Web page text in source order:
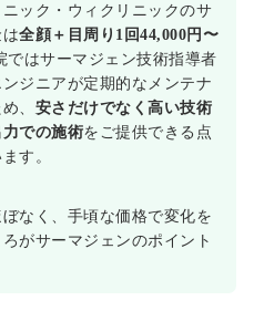
ック・ウィクリニックのサ
は全顔＋目周り1回44,000円〜
ではサーマジェン技術指導者
ジニアが定期的なメンテナ
、 安さだけでなく高い技術
での施術をご提供できる点
す。
なく、手頃な価格で変化を
がサーマジェンのポイント